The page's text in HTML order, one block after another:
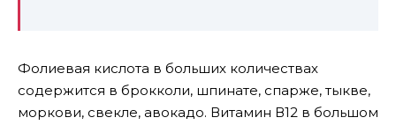
Фолиевая кислота в больших количествах
содержится в брокколи, шпинате, спарже, тыкве,
моркови, свекле, авокадо. Витамин В12 в большом